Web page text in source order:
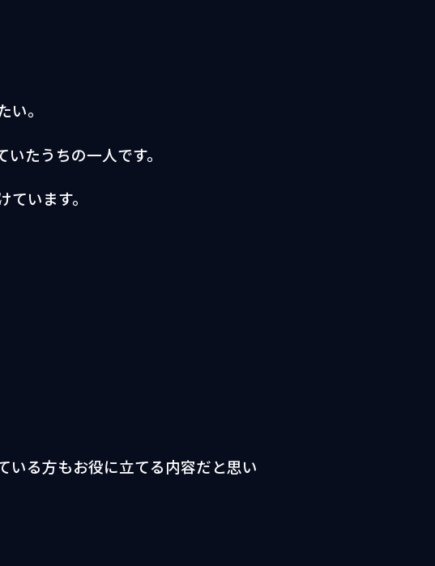
。
たうちの一人です。
います。
いる方もお役に立てる内容だと思い